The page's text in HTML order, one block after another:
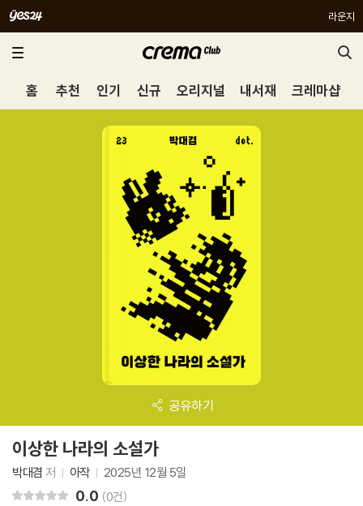
라운지
홈 추천 인기 신규 오리지널 내서재 크레마샵
공유하기
이상한 나라의 소설가
박대겸 저 아작 2025년 12월 5일
0.0 (0건)